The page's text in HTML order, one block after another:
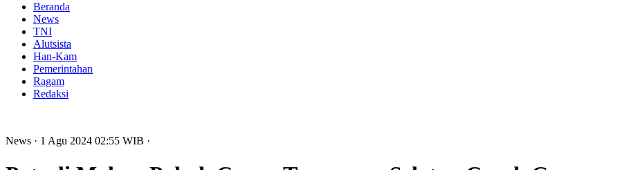
Beranda
News
TNI
Alutsista
Han-Kam
Pemerintahan
Ragam
Redaksi
News · 1 Agu 2024 02:55 WIB ·